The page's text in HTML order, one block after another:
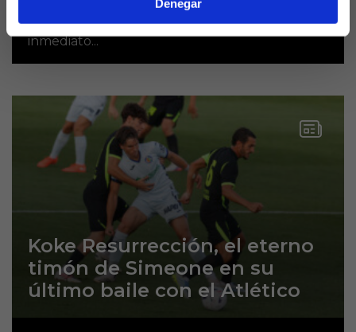
Denegar
semanas, el foco en Riazor está puesto en lo
verdaderamente importante: el impacto
inmediato...
Koke Resurrección, el eterno
timón de Simeone en su
último baile con el Atlético